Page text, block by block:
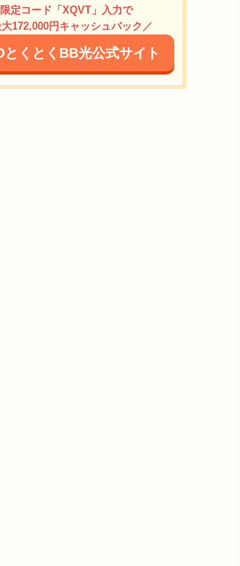
限定コード「XQVT」入力で
大172,000円キャッシュバック／
とくとくBB光公式サイト